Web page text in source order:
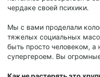
чердаке своей психики.
Мы с вами проделали
тяжелых социальных
быть просто человеком,
супергероем. Вы